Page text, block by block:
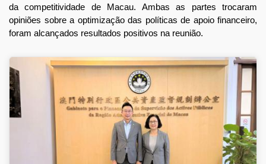
da competitividade de Macau. Ambas as partes trocaram
opiniões sobre a optimização das políticas de apoio financeiro,
foram alcançados resultados positivos na reunião.